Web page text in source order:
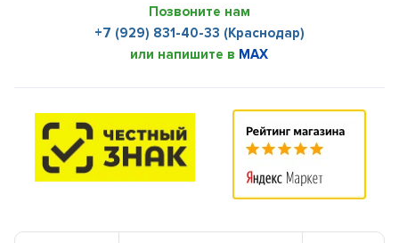
Позвоните нам
+7 (929) 831-40-33 (Краснодар)
или напишите в MAX